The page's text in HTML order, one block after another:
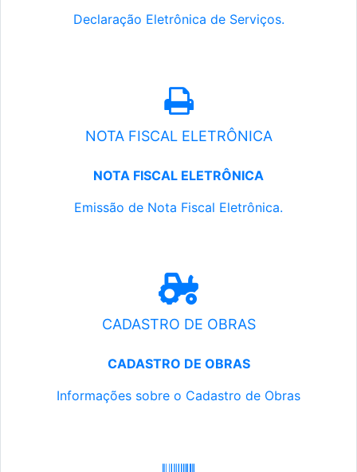
Declaração Eletrônica de Serviços.
NOTA FISCAL ELETRÔNICA
NOTA FISCAL ELETRÔNICA
Emissão de Nota Fiscal Eletrônica.
CADASTRO DE OBRAS
CADASTRO DE OBRAS
Informações sobre o Cadastro de Obras